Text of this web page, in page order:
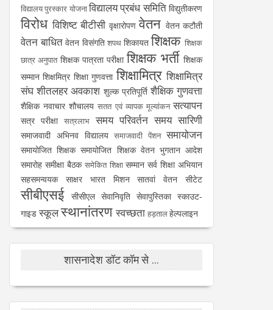
विद्यालय पुरस्कार योजनाविद्यालय प्रबंध समिति विद्युतीकरण
विरोध विशिष्ट बीटीसी वृक्षारोपण वेतन वेतन कटौती
वेतन बाधित वेतन विसंगति शपथ शिकायत शिक्षक शिक्षक
छात्र अनुपात शिक्षक पात्रता परीक्षा शिक्षक भर्ती शिक्षक
सम्मान शिक्षमित्र शिक्षा गुणवत्ता शिक्षामित्र शिक्षामित्र
संघ शीतलहर अवकाश शुल्क प्रतिपूर्ति शैक्षिक गुणवत्ता
शैक्षिक नवाचार शौचालय सतत एवं व्यापक मूल्यांकन सत्यापन
सत्र परीक्षा सत्रलाभ समय परिवर्तन समय सारिणी
समाजवादी अभिनव विद्यालय समाजवादी पेंशन समायोजन
समायोजित शिक्षक समायोजित शिक्षक वेतन भुगतान आदेश
समारोह समीक्षा बैठक समेकित शिक्षा सम्मान सर्व शिक्षा अभियान
सहसमन्वयक
साक्षर भारत मिशन सातवां वेतन सीटेट
सीबीएसई सीसीएल सेवानिवृति सेवापुस्तिका स्काउट-
गाइड स्कूलस्थानांतरण स्वच्छता हड़तालहेल्पलाइन
शासनादेश डॉट कॉम से ...